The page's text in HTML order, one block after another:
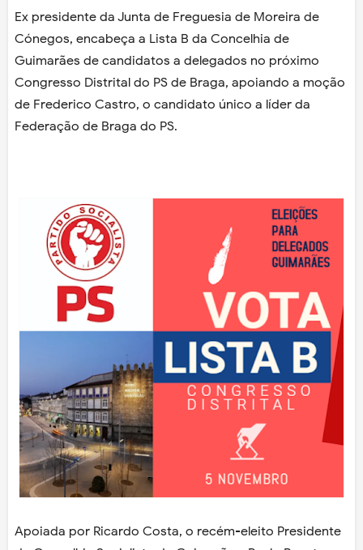
Ex presidente da Junta de Freguesia de Moreira de
Cónegos, encabeça a Lista B da Concelhia de
Guimarães de candidatos a delegados no próximo
Congresso Distrital do PS de Braga, apoiando a moção
de Frederico Castro, o candidato único a líder da
Federação de Braga do PS.
Apoiada por Ricardo Costa, o recém-eleito Presidente